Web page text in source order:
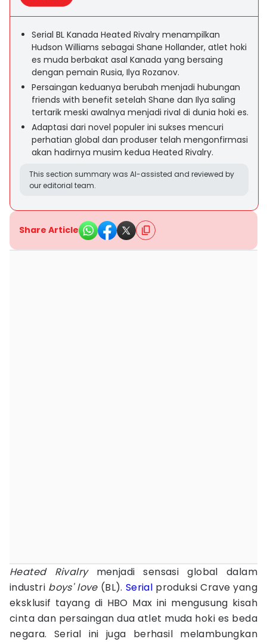
Serial BL Kanada Heated Rivalry menampilkan
Hudson Williams sebagai Shane Hollander, atlet hoki
es muda berbakat asal Kanada yang bersaing
dengan pemain Rusia, Ilya Rozanov.
Persaingan keduanya berubah menjadi hubungan
friends with benefit setelah Shane dan Ilya saling
tertarik meski awalnya menjadi rival di dunia hoki es.
Adaptasi dari novel populer ini sukses mencuri
perhatian global dan produser telah mengonfirmasi
akan hadirnya musim kedua Heated Rivalry.
This section summary was AI-assisted and reviewed by
our editorial team.
Share Article
Heated Rivalry menjadi sensasi global dalam
industri boys' love (BL). Serial produksi Crave yang
eksklusif tayang di HBO Max ini mengusung kisah
cinta dan persaingan dua atlet muda hoki es beda
negara. Serial ini juga berhasil melambungkan